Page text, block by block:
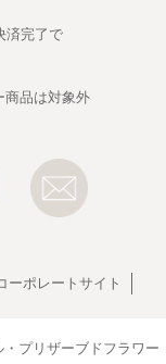
済完了で
品は対象外
ーポレートサイト
プリザーブドフラワー